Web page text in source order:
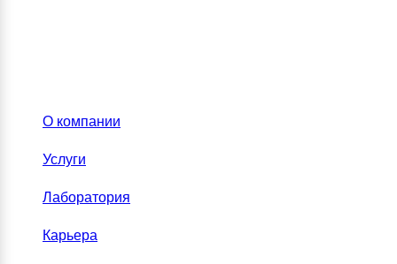
О компании
Услуги
Лаборатория
Карьера